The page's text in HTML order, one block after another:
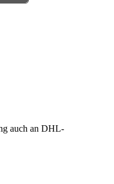
auch an DHL-